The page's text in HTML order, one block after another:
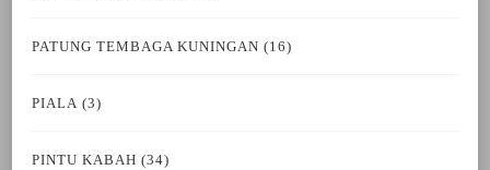
PATUNG TEMBAGA KUNINGAN (16)
PIALA (3)
PINTU KABAH (34)